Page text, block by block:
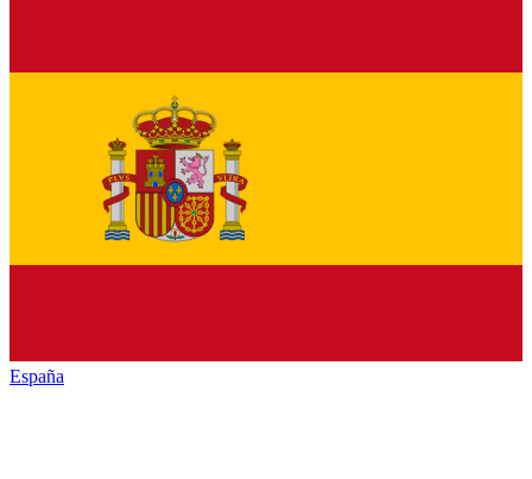
España